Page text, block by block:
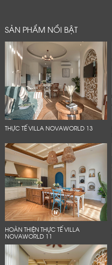
SẢN PHẨM NỔI BẬT
THỰC TẾ VILLA NOVAWORLD 13
HOÀN THIỆN THỰC TẾ VILLA
NOVAWORLD 11